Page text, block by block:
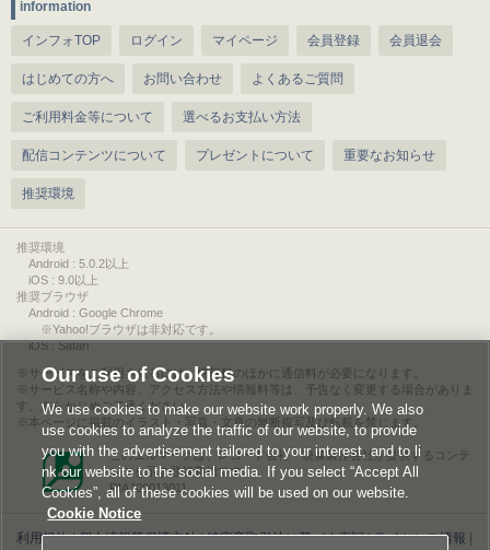
information
インフォTOP ログイン マイページ 会員登録 会員退会
はじめての方へ お問い合わせ よくあるご質問
ご利用料金等について 選べるお支払い方法
配信コンテンツについて プレゼントについて 重要なお知らせ
推奨環境
推奨環境
Android : 5.0.2以上
iOS : 9.0以上
推奨ブラウザ
Android : Google Chrome
※Yahoo!ブラウザは非対応です。
iOS : Safari
サービスをご利用されるには、情報料のほかに通信料が必要になります。
サービス名称や内容、アクセス方法や情報料等は、予告なく変更する場合がありま
す。あらかじめご了承ください。
本ページに掲載のイラスト・写真・文章の無断複写及び転載を禁じます。
このエルマークは、レコード会社・映像製作会社が提供するコンテ
ンツを示す登録商標です。
RIAJ00013011
利用規約|個人情報等保護方針|特定商取引法に基づく表記|ライセンス情報
Our use of Cookies
We use cookies to make our website work properly. We also
use cookies to analyze the traffic of our website, to provide
you with the advertisement tailored to your interest, and to li
nk our website to the social media. If you select “Accept All
Cookies”, all of these cookies will be used on our website.
Cookie Notice